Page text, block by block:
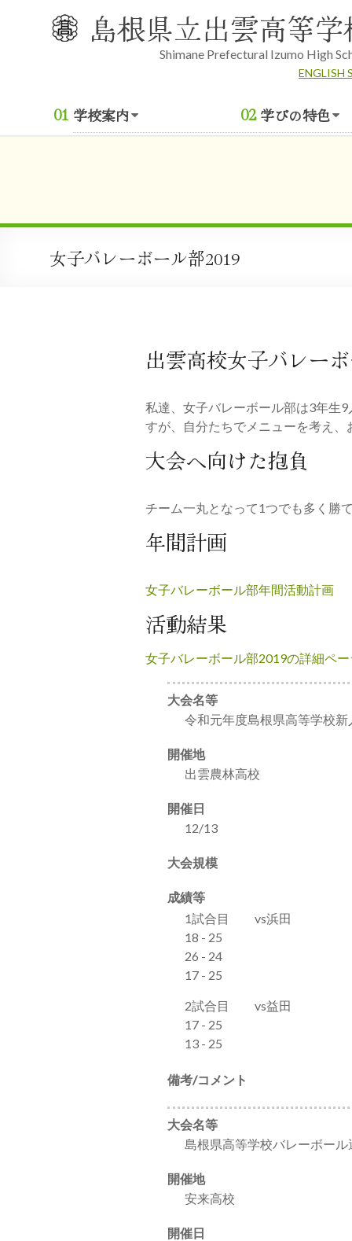
島根県立出雲高等学
Shimane Prefectural Izumo High
ENGLISH
学校案内 学びの特色
女子バレーボール部2019
出雲高校女子バレー
私達、女子バレーボール部は3年生
すが、自分たちでメニューを考え、
大会へ向けた抱負
チーム一丸となって1つでも多く勝
年間計画
女子バレーボール部年間活動計画
活動結果
女子バレーボール部2019の詳細ペ
大会名等
令和元年度島根県高等学校
開催地
出雲農林高校
開催日
12/13
大会規模
成績等
1試合目 vs浜田
18 - 25
26 - 24
17 - 25
2試合目 vs益田
17 - 25
13 - 25
備考/コメント
大会名等
島根県高等学校バレーボー
開催地
安来高校
開催日